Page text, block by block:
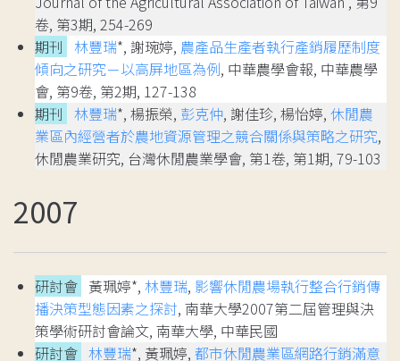
卷, 第3期, 254-269
期刊 林豐瑞*, 謝琬婷, 農產品生產者執行產銷履歷制度
傾向之研究－以高屏地區為例, 中華農學會報, 中華農學
會, 第9卷, 第2期, 127-138
期刊 林豐瑞*, 楊振榮, 彭克仲, 謝佳珍, 楊怡婷, 休閒農
業區內經營者於農地資源管理之競合關係與策略之研究,
休閒農業研究, 台灣休閒農業學會, 第1卷, 第1期, 79-103
2007
研討會 黃珮婷*, 林豐瑞, 影響休閒農場執行整合行銷傳
播決策型態因素之探討, 南華大學2007第二屆管理與決
策學術研討會論文, 南華大學, 中華民國
研討會 林豐瑞*, 黃珮婷, 都市休閒農業區網路行銷滿意